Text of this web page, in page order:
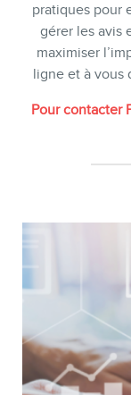
Audits
pratiques pour
gérer les avis
maximiser
ligne et à vous
Pour contacter